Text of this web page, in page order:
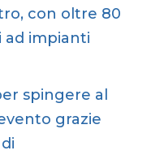
con oltre 80
ad impianti
spingere al
grazie